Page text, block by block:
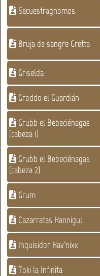
Secuestragnomos
Bruja de sangre Gretta
Griselda
Groddo el Guardián
Grubb el Bebeciénagas
(cabeza 1)
Grubb el Bebeciénagas
(cabeza 2)
Grum
Cazarratas Hannigul
Inquisidor Hav'nixx
Toki la Infinita